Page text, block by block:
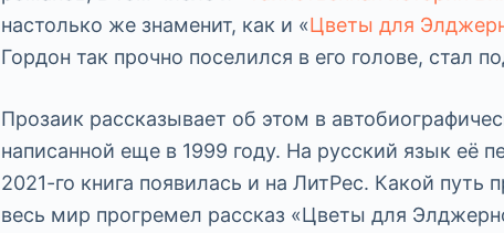
настолько же знаменит, как и «Цветы для
Гордон так прочно поселился в его голове, стал
Прозаик рассказывает об этом в
написанной еще в 1999 году. На русский язык её
2021-го книга появилась и на ЛитРес. Какой путь
весь мир прогремел рассказ «Цветы для